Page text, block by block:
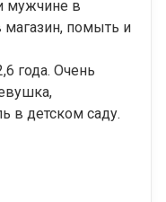
мужчине в
магазин, помыть и
года. Очень
в детском саду.